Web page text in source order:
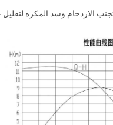
، وتجنب الازدحام وسد المكره